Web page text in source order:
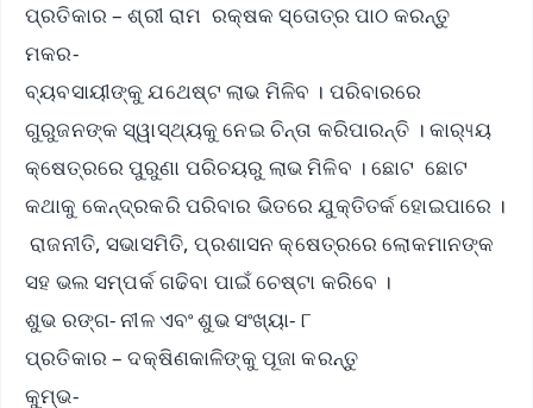
ପ୍ରତିକାର – ଶ୍ରୀ ରାମ ରକ୍ଷକ ସ୍ତୋତ୍ର ପାଠ କରନ୍ତୁ
ମକର-
ବ୍ୟବସାୟୀଙ୍କୁ ଯଥେଷ୍ଟ ଲାଭ ମିଳିବ । ପରିବାରରେ
ଗୁରୁଜନଙ୍କ ସ୍ୱାସ୍ଥ୍ୟକୁ ନେଇ ଚିନ୍ତା କରିପାରନ୍ତି । କାର‌୍ୟ୍ୟ
କ୍ଷେତ୍ରରେ ପୁରୁଣା ପରିଚୟରୁ ଲାଭ ମିଳିବ । ଛୋଟ ଛୋଟ
କଥାକୁ କେନ୍ଦ୍ରକରି ପରିବାର ଭିତରେ ଯୁକ୍ତିତର୍କ ହୋଇପାରେ ।
ରାଜନୀତି, ସଭାସମିତି, ପ୍ରଶାସନ କ୍ଷେତ୍ରରେ ଲୋକମାନଙ୍କ
ସହ ଭଲ ସମ୍ପର୍କ ଗଢିବା ପାଇଁ ଚେଷ୍ଟା କରିବେ ।
ଶୁଭ ରଙ୍ଗ- ନୀଳ ଏବଂ ଶୁଭ ସଂଖ୍ୟା- ୮
ପ୍ରତିକାର – ଦକ୍ଷିଣକାଳିଙ୍କୁ ପୂଜା କରନ୍ତୁ
କୁମ୍ଭ-